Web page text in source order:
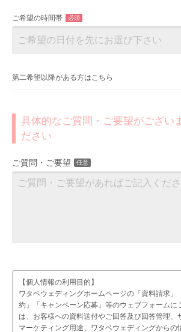
ご希望の時間帯 必須
第二希望以降がある方はこちら
具体的なご質問・ご要望がござい
ださい
ご質問・ご要望 任意
【個人情報の利用目的】
ワタベウェディングホームページの「資料請求」
約」「キャンペーン応募」等のウェブフォームに
は、お客様への資料送付やご回答及び回答管理、
マーケティング用途、ワタベウェディングからの